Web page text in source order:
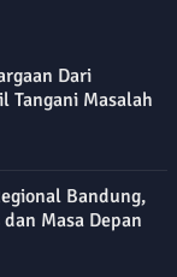
Dari
Tangani Masalah
Bandung,
Masa Depan